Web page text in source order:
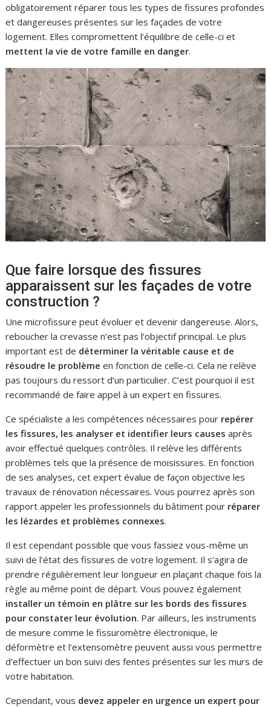
obligatoirement réparer tous les types de fissures profondes
et dangereuses présentes sur les façades de votre
logement. Elles compromettent l’équilibre de celle-ci et
mettent la vie de votre famille en danger.
Que faire lorsque des fissures
apparaissent sur les façades de votre
construction ?
Une microfissure peut évoluer et devenir dangereuse. Alors,
reboucher la crevasse n’est pas l’objectif principal. Le plus
important est de déterminer la véritable cause et de
résoudre le problème en fonction de celle-ci. Cela ne relève
pas toujours du ressort d’un particulier. C’est pourquoi il est
recommandé de faire appel à un expert en fissures.
Ce spécialiste a les compétences nécessaires pour repérer
les fissures, les analyser et identifier leurs causes après
avoir effectué quelques contrôles. Il relève les différents
problèmes tels que la présence de moisissures. En fonction
de ses analyses, cet expert évalue de façon objective les
travaux de rénovation nécessaires. Vous pourrez après son
rapport appeler les professionnels du bâtiment pour réparer
les lézardes et problèmes connexes.
Il est cependant possible que vous fassiez vous-même un
suivi de l’état des fissures de votre logement. Il s’agira de
prendre régulièrement leur longueur en plaçant chaque fois la
règle au même point de départ. Vous pouvez également
installer un témoin en plâtre sur les bords des fissures
pour constater leur évolution. Par ailleurs, les instruments
de mesure comme le fissuromètre électronique, le
déformètre et l’extensomètre peuvent aussi vous permettre
d’effectuer un bon suivi des fentes présentes sur les murs de
votre habitation.
Cependant, vous devez appeler en urgence un expert pour